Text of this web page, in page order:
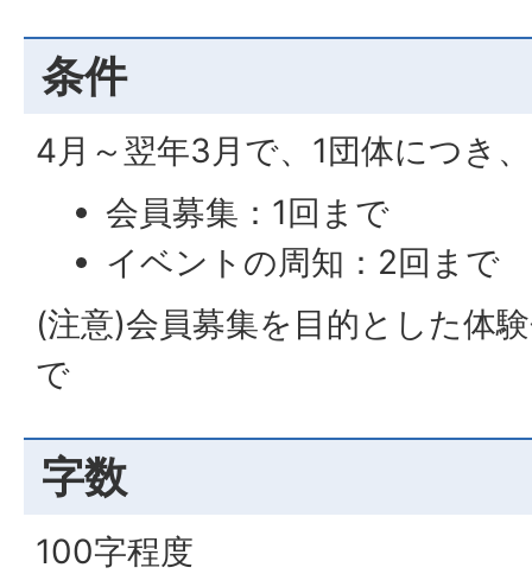
条件
4月～翌年3月で、1団体につき、
会員募集：1回まで
イベントの周知：2回まで
(注意)会員募集を目的とした体
で
字数
100字程度